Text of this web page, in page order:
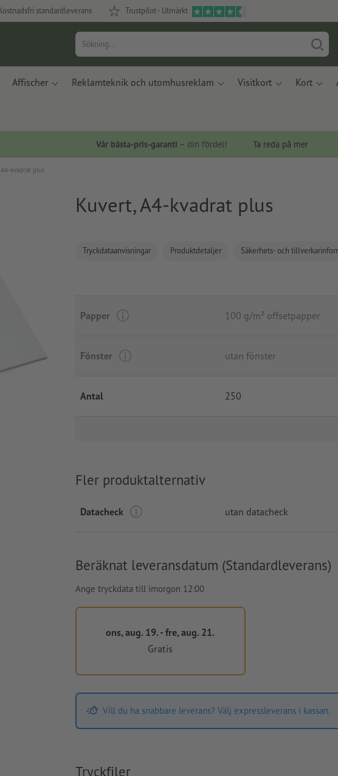
standardleverans Trustpilot - Utmärkt
Affischer Reklamteknik och utomhusreklam Visitkort Kort
Vår bästa-pris-garanti – din fördel! Ta reda på mer
kvadrat plus
Kuvert, A4-kvadrat plus
Tryckdataanvisningar Produktdetaljer Säkerhets- och
Papper 100 g/m² offsetpapper
Fönster utan fönster
Antal 250
Fler produktalternativ
Datacheck utan datacheck
Beräknat leveransdatum (Standardleverans)
Ange tryckdata till imorgon 12:00
ons, aug. 19. - fre, aug. 21.
Gratis
Vill du ha snabbare leverans? Välj expressleverans i kassan.
Tryckfiler